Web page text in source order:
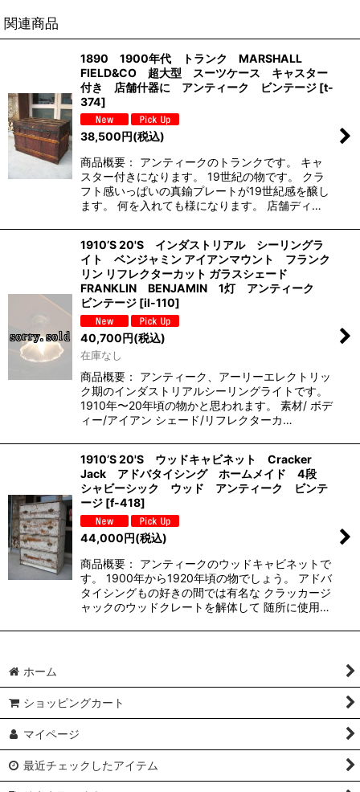
関連商品
1890 1900年代 トランク MARSHALL
FIELD&CO 超大型 スーツケース キャスター
付き 店舗什器に アンティーク ビンテージ [t-
374]
38,500 円(税込)
商品概要： アンティークのトランクです。 キャ
スター付きになります。 19世紀の物です。 クラ
フト感いっぱいの真鍮プレートが19世紀感を醸し
ます。 何を入れても様になります。 店舗ディ…
1910’S 20'S インダストリアル シーリングラ
イト ベンジャミン アイアンマウント フランク
リン リフレクターカット ガラスシェード
FRANKLIN BENJAMIN 1灯 アンティーク
ビンテージ [il-110]
40,700円(税込)
在庫なし
商品概要： アンティーク、アーリーエレクトリッ
ク期のインダストリアルシーリングライトです。
1910年〜20年頃の物かと思われます。 素材/ ボデ
ィー/アイアン シェード/リフレクターカ…
1910’S 20'S ウッドキャビネット Cracker
Jack アドバタイシング ホームメイド 4段
シャビーシック ウッド アンティーク ビンテ
ージ [f-418]
44,000円(税込)
商品概要： アンティークのウッドキャビネットで
す。 1900年から1920年頃の物でしょう。 アドバ
タイシングもの好きの間では有名な クラッカージ
ャックのウッドクレートを解体して 随所に使用…
ホーム
ショッピングカート
マイページ
最近チェックしたアイテム